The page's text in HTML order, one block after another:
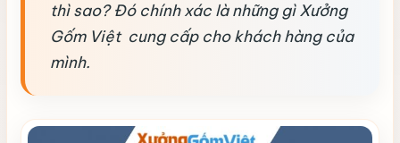
thì sao? Đó chính xác là những gì Xưởng
Gốm Việt cung cấp cho khách hàng của
mình.